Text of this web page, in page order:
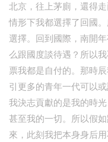
北京，往上茅廁，還得
情形下我都選擇了回國
選擇。回到國際，南開
么跟國度談待遇？所以
票我都是自付的。那時
引更多的青年一代可以
我決志貢獻的是我的時
甚至我的一切。所以假
來，此刻我把本身身后